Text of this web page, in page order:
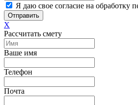
Я даю свое согласие на обработку
Отправить
X
Рассчитать смету
Ваше имя
Телефон
Почта